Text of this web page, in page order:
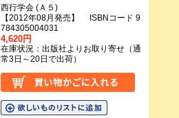
西行学会 (Ａ５)
【2012年08月発売】 ISBNコード 9
784305004031
4,620円
在庫状況：出版社よりお取り寄せ（通
常3日～20日で出荷）